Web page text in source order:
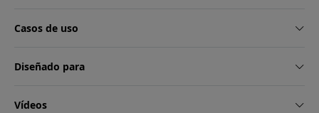
Casos de uso
Diseñado para
Vídeos